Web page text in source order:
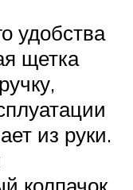
удобства
щетка
из руки.
колпачок,